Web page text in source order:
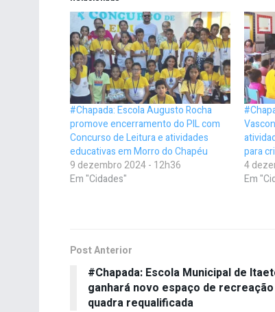
#Chapada: Escola Augusto Rocha
promove encerramento do PIL com
Concurso de Leitura e atividades
educativas em Morro do Chapéu
9 dezembro 2024 - 12h36
Em "Cidades"
para
4
Em
Post Anterior
#Chapada: Escola Municipal de
ganhará novo espaço de
quadra requalificada